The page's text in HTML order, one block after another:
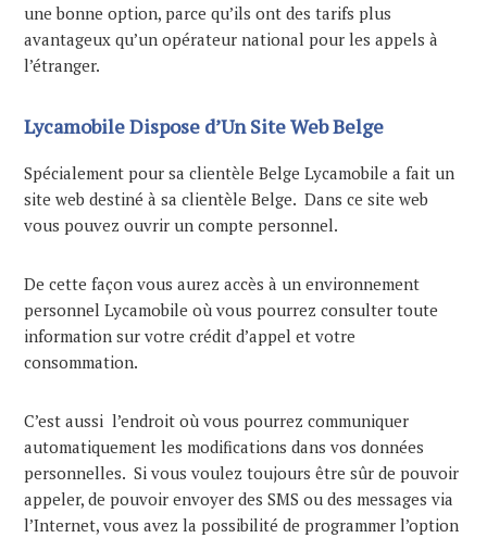
une bonne option, parce qu’ils ont des tarifs plus
avantageux qu’un opérateur national pour les appels à
l’étranger.
Lycamobile Dispose d’Un Site Web Belge
Spécialement pour sa clientèle Belge Lycamobile a fait un
site web destiné à sa clientèle Belge. Dans ce site web
vous pouvez ouvrir un compte personnel.
De cette façon vous aurez accès à un environnement
personnel Lycamobile où vous pourrez consulter toute
information sur votre crédit d’appel et votre
consommation.
C’est aussi l’endroit où vous pourrez communiquer
automatiquement les modifications dans vos données
personnelles. Si vous voulez toujours être sûr de pouvoir
appeler, de pouvoir envoyer des SMS ou des messages via
l’Internet, vous avez la possibilité de programmer l’option